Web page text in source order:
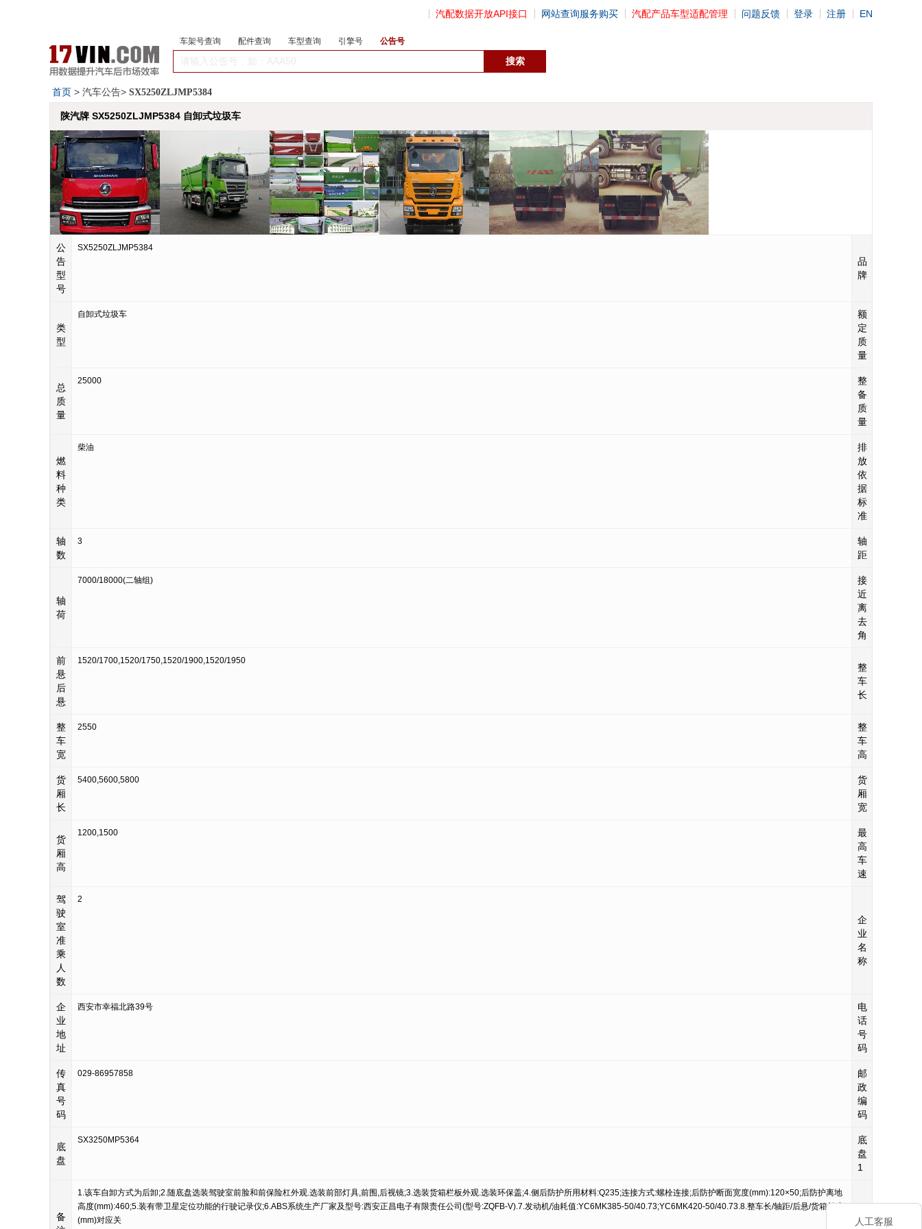
汽配数据开放API接口 网站查询服务购买 汽配产品车型适配管理 问题反馈 登录 注册 EN
车架号查询 配件查询 车型查询 引擎号 公告号
首页 > 汽车公告> SX5250ZLJMP5384
陕汽牌 SX5250ZLJMP5384 自卸式垃圾车
公
告
型
号
SX5250ZLJMP5384
品
牌
类
型
自卸式垃圾车
额
定
质
量
总
质
量
25000
整
备
质
量
燃
料
种
类
柴油
排
放
依
据
标
准
轴
数
3
轴
距
轴
荷
7000/18000(二轴组)
接
近
离
去
角
前
悬
后
悬
1520/1700,1520/1750,1520/1900,1520/1950
整
车
长
整
车
宽
2550
整
车
高
货
厢
长
5400,5600,5800
货
厢
宽
货
厢
高
1200,1500
最
高
车
速
驾
驶
室
准
乘
人
数
2
企
业
名
称
企
业
地
址
西安市幸福北路39号
电
话
号
码
传
真
号
码
029-86957858
邮
政
编
码
底
盘
SX3250MP5364
底
盘
1
备
1.该车自卸方式为后卸;2.随底盘选装驾驶室前脸和前保险杠外观.选装前部灯具,前围,后视镜;3.选装货箱栏板外观.选装环保盖;4.侧后防护所用材料:Q235;连接方式:螺栓连接;后防护断面宽度(mm):120×50;后防护离地
高度(mm):460;5.装有带卫星定位功能的行驶记录仪;6.ABS系统生产厂家及型号:西安正昌电子有限责任公司(型号:ZQFB-V).7.发动机/油耗值:YC6MK385-50/40.73;YC6MK420-50/40.73.8.整车长/轴距/后悬/货箱长度
(mm)对应关
动
人工客服